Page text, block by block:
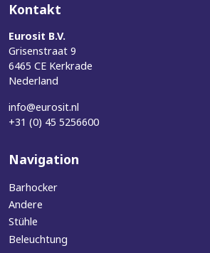
Kontakt
Eurosit B.V.
Grisenstraat 9
6465 CE Kerkrade
Nederland
info@eurosit.nl
+31 (0) 45 5256600
Navigation
Barhocker
Andere
Stühle
Beleuchtung